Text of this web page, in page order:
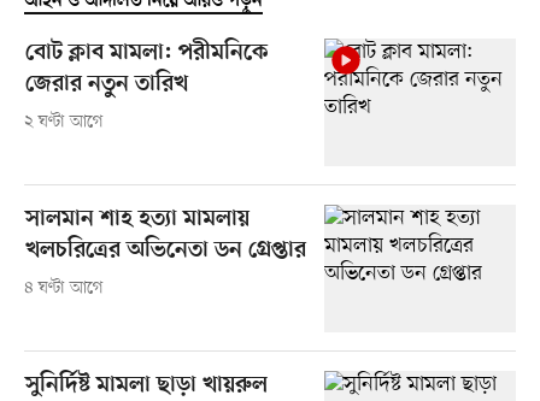
বোট ক্লাব মামলা: পরীমনিকে
জেরার নতুন তারিখ
২ ঘণ্টা আগে
সালমান শাহ হত্যা মামলায়
খলচরিত্রের অভিনেতা ডন গ্রেপ্তার
৪ ঘণ্টা আগে
সুনির্দিষ্ট মামলা ছাড়া খায়রুল